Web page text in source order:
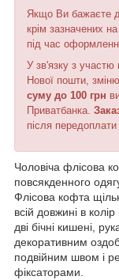
Якщо Ви бажаєте
крім зазначених
під час
У зв'язку з участю
Нової пошти,
суму до 100 грн
Приватбанка.
після передоплати
Чоловіча флісова
повсякденного
Флісова кофта
всій довжині в
дві бічні кишені,
декоративним
подвійним швом і
фіксаторами.